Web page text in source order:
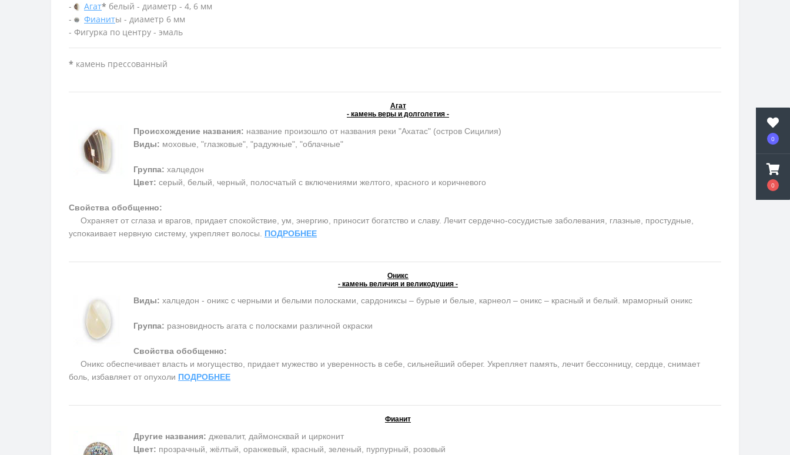
0
0
-
Агат* белый - диаметр - 4, 6 мм
-
Фианиты - диаметр 6 мм
- Фигурка по центру - эмаль
* камень прессованный
Агат
- камень веры и долголетия -
Происхождение названия: название произошло от названия реки "Ахатас" (остров Сицилия)
Виды: моховые, "глазковые", "радужные", "облачные"
Группа: халцедон
Цвет: серый, белый, черный, полосчатый с включениями желтого, красного и коричневого
Свойства обобщенно:
Охраняет от сглаза и врагов, придает спокойствие, ум, энергию, приносит богатство и славу. Лечит сердечно-сосудистые заболевания, глазные, простудные,
успокаивает нервную систему, укрепляет волосы. ПОДРОБНЕЕ
Оникс
- камень величия и великодушия -
Виды: халцедон - оникс с черными и белыми полосками, сардониксы – бурые и белые, карнеол – оникс – красный и белый. мраморный оникс
Группа: разновидность агата с полосками различной окраски
Свойства обобщенно:
Оникс обеспечивает власть и могущество, придает мужество и уверенность в себе, сильнейший оберег. Укрепляет память, лечит бессонницу, сердце, снимает
боль, избавляет от опухоли ПОДРОБНЕЕ
Фианит
Другие названия: джевалит, даймонсквай и цирконит
Цвет: прозрачный, жёлтый, оранжевый, красный, зеленый, пурпурный, розовый